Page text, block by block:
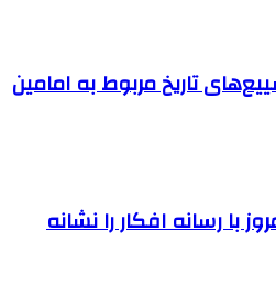
تاریخ مربوط به امامین
با رسانه افکار را نشانه